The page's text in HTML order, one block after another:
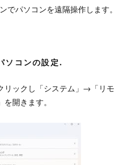
でパソコンを遠隔操作します。
ソコンの設定.
リックし「システム」→「リモ
開きます。